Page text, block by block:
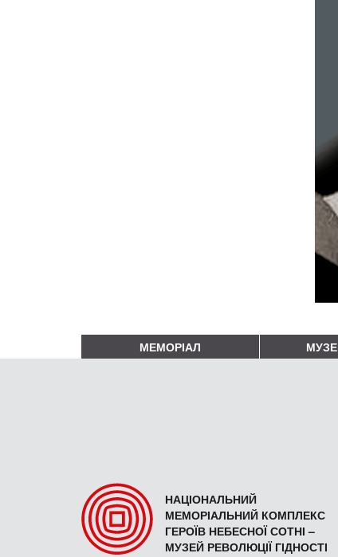
МЕМОРІАЛ
НАЦІОНАЛЬНИЙ
МЕМОРІАЛЬНИЙ КОМПЛЕКС
ГЕРОЇВ НЕБЕСНОЇ СОТНІ –
МУЗЕЙ РЕВОЛЮЦІЇ ГІДНОСТІ